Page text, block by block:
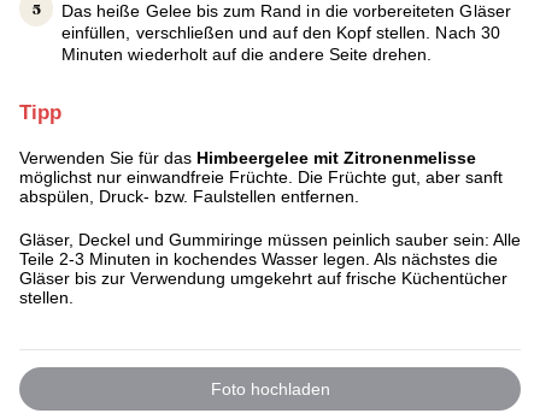
Das heiße Gelee bis zum Rand in die vorbereiteten Gläser
einfüllen, verschließen und auf den Kopf stellen. Nach 30
Minuten wiederholt auf die andere Seite drehen.
Tipp
Verwenden Sie für das Himbeergelee mit Zitronenmelisse
möglichst nur einwandfreie Früchte. Die Früchte gut, aber sanft
abspülen, Druck- bzw. Faulstellen entfernen.
Gläser, Deckel und Gummiringe müssen peinlich sauber sein: Alle
Teile 2-3 Minuten in kochendes Wasser legen. Als nächstes die
Gläser bis zur Verwendung umgekehrt auf frische Küchentücher
stellen.
Foto hochladen